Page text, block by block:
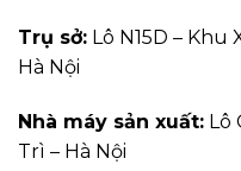
Trụ sở: Lô N15D – Khu
Hà Nội
Nhà máy sản xuất: Lô
Trì – Hà Nội